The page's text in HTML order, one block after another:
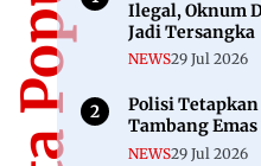
Ilegal, Oknum
Jadi Tersangka
NEWS29 Jul 2026
Polisi Tetapkan
Tambang
NEWS29 Jul 2026